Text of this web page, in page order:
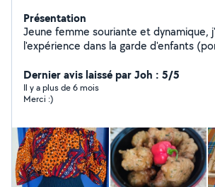
Présentation
Jeune femme souriante et dynamique,
l'expérience dans la garde d'enfants
au collège, dans le milieu associatif et
particuliers).
Dernier avis laissé par Joh : 5/5
Il y a plus de 6 mois
Merci :)